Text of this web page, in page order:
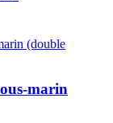
marin